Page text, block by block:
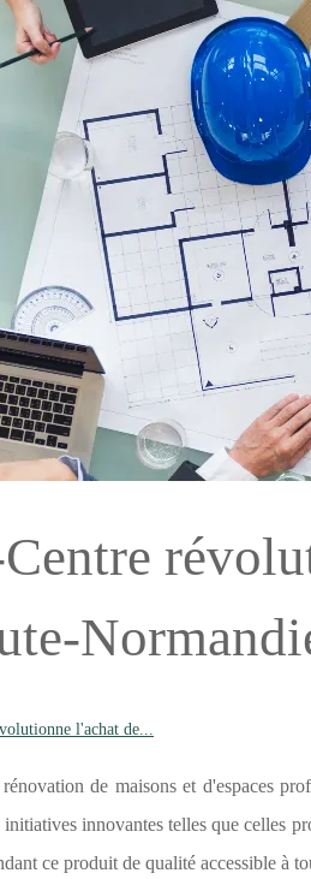
l'achat de...
de maisons et d'espaces
innovantes telles que celles
ce produit de qualité accessible à